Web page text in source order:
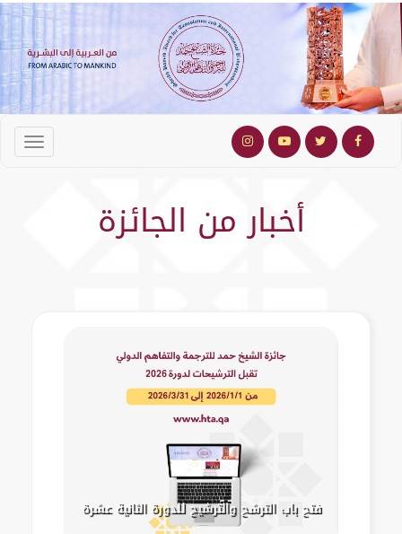
أخبار من الجائزة
فتح باب الترشح والترشيح للدورة الثانية عشرة